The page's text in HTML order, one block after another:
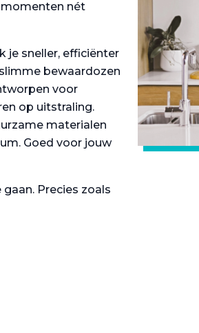
momenten nét
je sneller, efficiënter
bewaardozen
voor
op uitstraling.
materialen
Goed voor jouw
Precies zoals